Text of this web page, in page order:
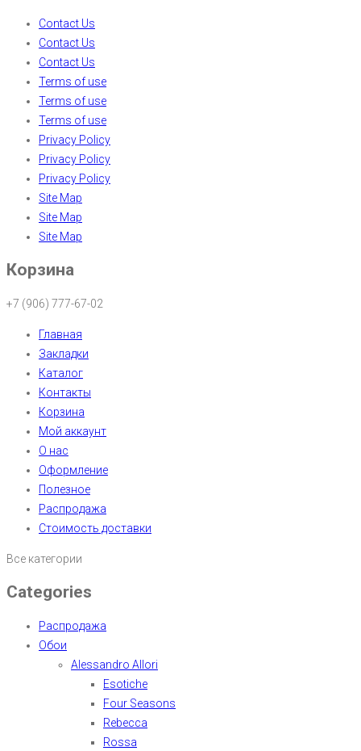
Contact Us
Contact Us
Contact Us
Terms of use
Terms of use
Terms of use
Privacy Policy
Privacy Policy
Privacy Policy
Site Map
Site Map
Site Map
Корзина
+7 (906) 777-67-02
Главная
Закладки
Каталог
Контакты
Корзина
Мой аккаунт
О нас
Оформление
Полезное
Распродажа
Стоимость доставки
Все категории
Categories
Распродажа
Обои
Alessandro Allori
Esotiche
Four Seasons
Rebecca
Rossa